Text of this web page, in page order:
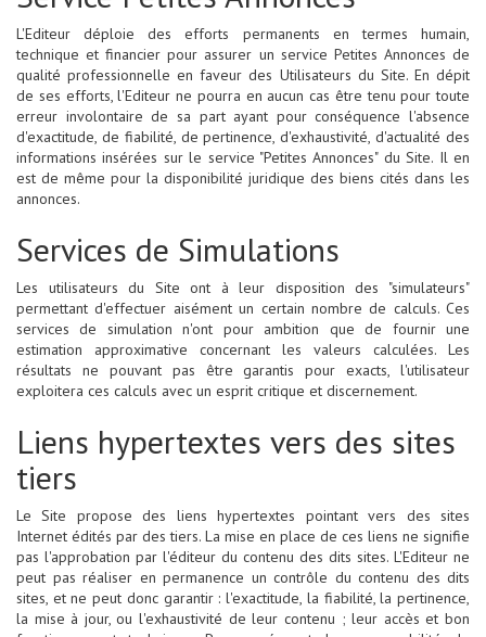
L'Editeur déploie des efforts permanents en termes humain,
technique et financier pour assurer un service Petites Annonces de
qualité professionnelle en faveur des Utilisateurs du Site. En dépit
de ses efforts, l'Editeur ne pourra en aucun cas être tenu pour toute
erreur involontaire de sa part ayant pour conséquence l'absence
d'exactitude, de fiabilité, de pertinence, d'exhaustivité, d'actualité des
informations insérées sur le service "Petites Annonces" du Site. Il en
est de même pour la disponibilité juridique des biens cités dans les
annonces.
Services de Simulations
Les utilisateurs du Site ont à leur disposition des "simulateurs"
permettant d'effectuer aisément un certain nombre de calculs. Ces
services de simulation n'ont pour ambition que de fournir une
estimation approximative concernant les valeurs calculées. Les
résultats ne pouvant pas être garantis pour exacts, l'utilisateur
exploitera ces calculs avec un esprit critique et discernement.
Liens hypertextes vers des sites
tiers
Le Site propose des liens hypertextes pointant vers des sites
Internet édités par des tiers. La mise en place de ces liens ne signifie
pas l'approbation par l'éditeur du contenu des dits sites. L'Editeur ne
peut pas réaliser en permanence un contrôle du contenu des dits
sites, et ne peut donc garantir : l'exactitude, la fiabilité, la pertinence,
la mise à jour, ou l'exhaustivité de leur contenu ; leur accès et bon